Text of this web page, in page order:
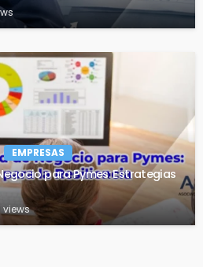
EMPRESAS
para Pymes: Estrategias
views